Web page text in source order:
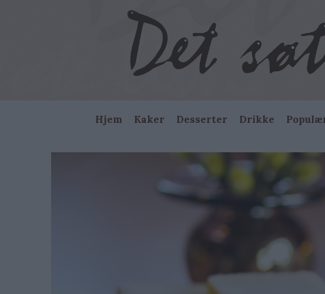
Main
navigation
Hjem Kaker Desserter Drikke